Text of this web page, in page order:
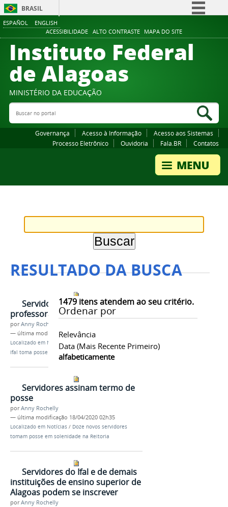
ESPAÑOL ENGLISH
ACESSIBILIDADE ALTO CONTRASTE MAPA DO SITE
BRASIL
Comunica BR
Participe
Canais
Instituto Federal
de Alagoas
MINISTÉRIO DA EDUCAÇÃO
Buscar no portal
Governança Acesso à Informação
Acesso aos Sistemas
Processo Eletrônico
Ouvidoria Fala.BR Contatos
RESULTADO DA BUSCA
1479itens atendem ao seu critério.
Ordenar por
Relevância
Data (mais Recente Primeiro)
alfabeticamente
Servidora toma posse como
professora de Espanhol
porAnny Rochelly
— última modificação18/04/2020 02h26
Localizado em Notícias
Assistente administrativa do
Ifal toma posse como professora efetiva de Espanhol
Servidores assinam termo de
posse
porAnny Rochelly
— última modificação 18/04/2020 02h35
Localizado em Notícias / Doze novos servidores
tomam posse em solenidade na Reitoria
Servidores do Ifal e de demais
instituições de ensino superior de
Alagoas podem se inscrever
porAnny Rochelly